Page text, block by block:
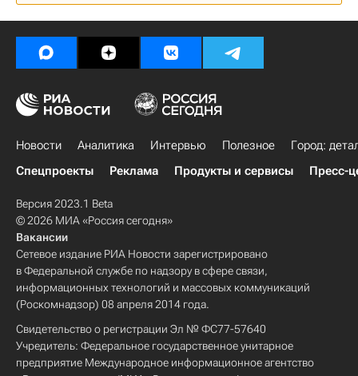
Новости Аналитика Интервью Полезное
Город:
Спецпроекты
Реклама Продукты и сервисы Пресс-
Версия 2023.1 Beta
© 2026 МИА «Россия сегодня»
Вакансии
Сетевое издание РИА Новости зарегистрировано
в Федеральной службе по надзору в сфере связи,
информационных технологий и массовых коммуникаций
(Роскомнадзор) 08 апреля 2014 года.
Свидетельство о регистрации Эл № ФС77-57640
Учредитель: Федеральное государственное унитарное
предприятие Международное информационное агентство